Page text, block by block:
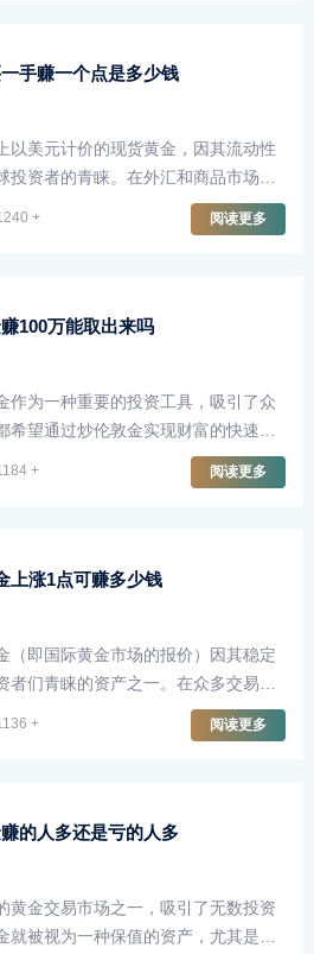
手赚一个点是多少钱
以美元计价的现货黄金，因其流动性
投资者的青睐。在外汇和商品市场
他金融工具相似，但由于其独特的性
价值在投资者计算收益时尤为重要。
+ 阅读更多
100万能取出来吗
作为一种重要的投资工具，吸引了众
望通过炒伦敦金实现财富的快速增
尤其是当我们听到有人通过伦敦金交
，这种想法更是愈发强烈。然而，炒
+ 阅读更多
上涨1点可赚多少钱
（即国际黄金市场的报价）因其稳定
们青睐的资产之一。在众多交易者
交易和波段交易的投资者，了解伦敦
动所带来的收益，显得尤为重要。
+ 阅读更多
的人多还是亏的人多
黄金交易市场之一，吸引了无数投资
被视为一种保值的资产，尤其是在